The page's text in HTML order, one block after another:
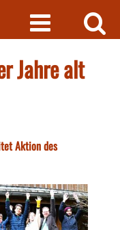
Jahre alt
Aktion des